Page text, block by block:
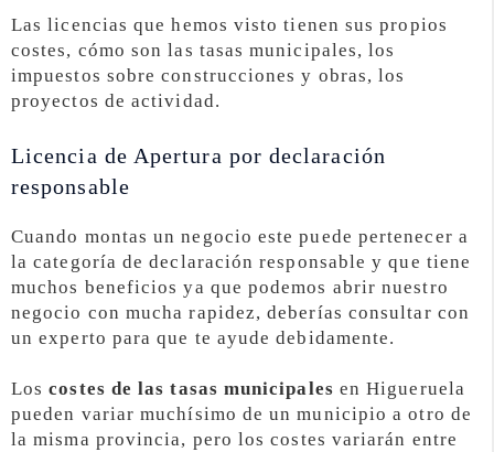
Las licencias que hemos visto tienen sus propios
costes, cómo son las tasas municipales, los
impuestos sobre construcciones y obras, los
proyectos de actividad.
Licencia de Apertura por declaración
responsable
Cuando montas un negocio este puede pertenecer a
la categoría de declaración responsable y que tiene
muchos beneficios ya que podemos abrir nuestro
negocio con mucha rapidez, deberías consultar con
un experto para que te ayude debidamente.
Loscostes de las tasas municipales en Higueruela
pueden variar muchísimo de un municipio a otro de
la misma provincia, pero los costes variarán entre